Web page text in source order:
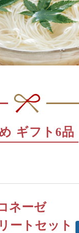
ギフト6品
ネーゼ
ートセット